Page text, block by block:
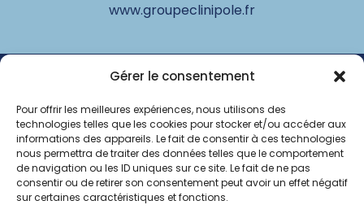
Gérer le consentement
Pour offrir les meilleures expériences, nous utilisons des
technologies telles que les cookies pour stocker et/ou accéder aux
informations des appareils. Le fait de consentir à ces technologies
nous permettra de traiter des données telles que le comportement
de navigation ou les ID uniques sur ce site. Le fait de ne pas
consentir ou de retirer son consentement peut avoir un effet négatif
sur certaines caractéristiques et fonctions.
www.groupeclinipole.fr
© Clinipole
Annuaire praticiens
Presse
Plan du site